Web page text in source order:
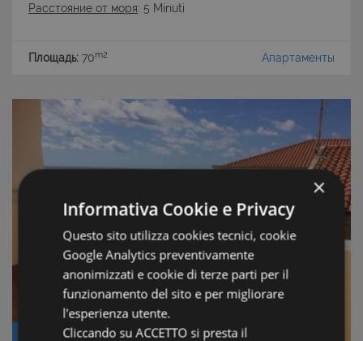
Расстояние от моря: 5 Minuti
Площадь: 70m2 Апартаменты
Цена: € 250.000
×
Informativa Cookie e Privacy
Questo sito utilizza cookies tecnici, cookie
Google Analytics preventivamente
anonimizzati e cookie di terze parti per il
funzionamento del sito e per migliorare
l'esperienza utente.
Cliccando su ACCETTO si presta il